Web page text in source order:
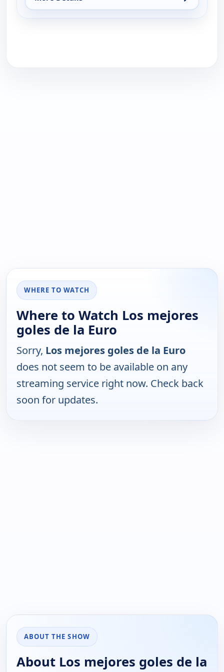
for Los mejores goles de la Euro, Sun 16, 7:30 pm
WHERE TO WATCH
Where to Watch Los mejores
goles de la Euro
Sorry, Los mejores goles de la Euro
does not seem to be available on any
streaming service right now. Check back
soon for updates.
ABOUT THE SHOW
About Los mejores goles de la